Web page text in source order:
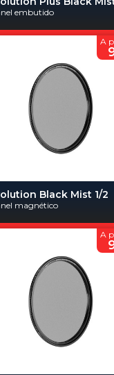
embutido
Black Mist 1/2
magnético
A
A